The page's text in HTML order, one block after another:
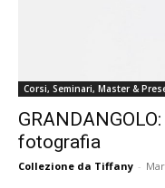
Corsi, Seminari, Master &
fotografia
Collezione da Tiffany -